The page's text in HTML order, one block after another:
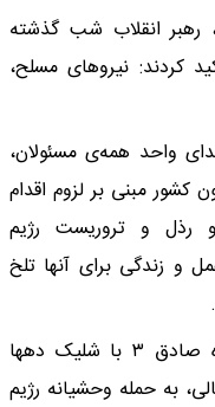
رهبر انقلاب شب گذشته
کردند: نیروهای مسلح،
واحد همه‌ی مسئولان،
کشور مبنی بر لزوم اقدام
رذل و تروریست رژیم
و زندگی برای آنها تلخ
جمهوری اسلامی ایران در عملیات وعده صادق ۳ با شلیک دهها
به حمله وحشیانه رژیم